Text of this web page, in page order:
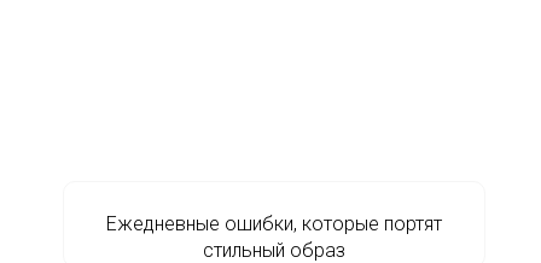
Ежедневные ошибки, которые портят
стильный образ